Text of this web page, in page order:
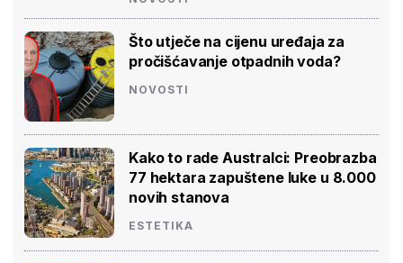
Što utječe na cijenu uređaja za
pročišćavanje otpadnih voda?
NOVOSTI
Kako to rade Australci: Preobrazba
77 hektara zapuštene luke u 8.000
novih stanova
ESTETIKA